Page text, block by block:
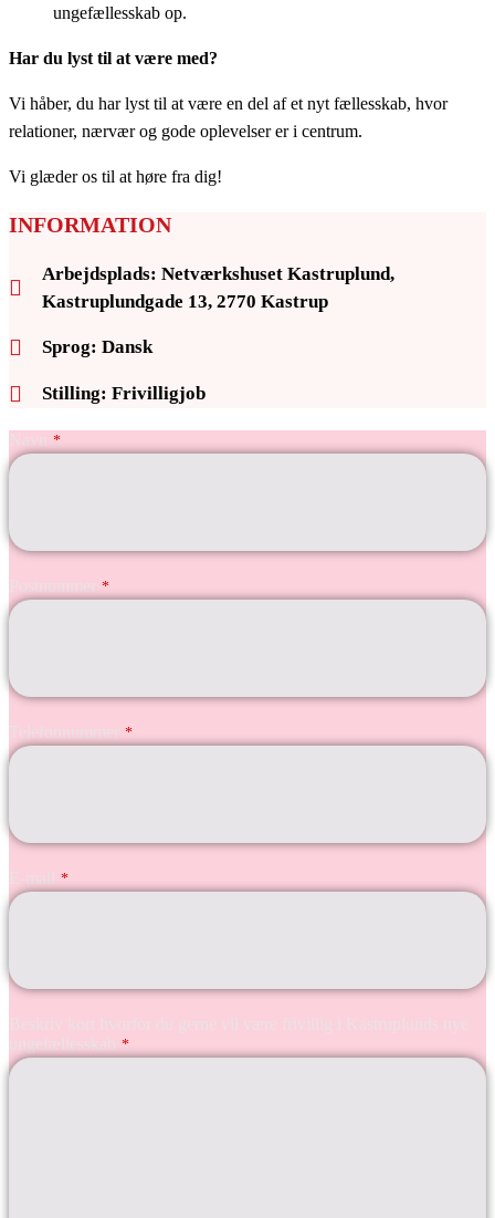
ungefællesskab op.
Har du lyst til at være med?
Vi håber, du har lyst til at være en del af et nyt fællesskab, hvor
relationer, nærvær og gode oplevelser er i centrum.
Vi glæder os til at høre fra dig!
INFORMATION
Arbejdsplads: Netværkshuset Kastruplund,
Kastruplundgade 13, 2770 Kastrup
Sprog: Dansk
Stilling: Frivilligjob
Navn *
Postnummer *
Telefonnummer *
E-mail *
ungefællesskab
*